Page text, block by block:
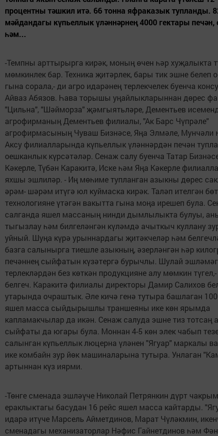
процентны тәшкил итә. 66 тонна яфраказык тупланды.
мәйдандагы күпьеллык үләннәрнең 4000 гектары печән,
һәм...
-Темпны арттырырга кирәк, моның өчен һәр хуҗалыкта
мөмкинлек бар. Техника җитәрлек, бары тик эшне белеп
гына сорала,- ди агро идарәнең терлекчелек буенча
Айваз Абязов. Һава торышы уңайлыкларыннан дөрес
"Цильна", "Шәйморза" җәмгыятьләре, Дементьев
агрофирманың Дементьев филиалы, "Ак Барс Чүпрәле"
агрофирмасының Чуваш Бизнәсе, Яңа Элмәле, Мунчәли
Аксу филиалларында күпьеллык үләннәрдән печән
оешканлык күрсәтәләр. Сенаж салу буенча Татар
Кәкерле, Түбән Каракитә, Иске һәм Яңа Кәкерле
яхшы эшлиләр. - Иң мөһиме тупланган азыкны дөрес
әрәм- шәрәм итүгә юл куймаска кирәк. Таләп ителгән
технологияне үтәгән вакытта гына моңа ирешеп була.
салганда яшел массаның нинди дымлылыкта булуы,
тыгызлау һәм билгеләнгән күләмдә ачыткыч куллану
уйный. Шуңа күрә урыннардагы җитәкчеләр һәм
базга салынырга тиешле азыкның, әзерләнгән һәр
печәннең сыйфатын күзәтергә бурычлы. Шулай
терлекләрдән без көткән продукцияне алу мөмкин
белгеч. Каракитә филиалы директоры Дамир Салихов
утарында очраштык. Әле кичә генә тутыра башлаган
яшел масса сыйдырышлы траншеяны ике көн ярымда
капламакчылар да икән. Сенаж салуда эшне тиз тотсаң
сыйфаты да югары була. Моннан 4-5 көн элек чабып
салынган күпьеллык люцерна үләнен "Ягуар" маркалы
ике комбайн зур йөк машиналарына тутыра. Унлаган
артыннан күз иярми.
-Төнге сменада эшләүче Николай Петрянкин дүрт чакрым
ераклыктагы басудан 16 рейс яшел масса кайтарды.
идарә итүче Марсель Айметдинов, Марат Чүләкмин,
сменадагы механизаторлар Нәфис Гайнетдинов һәм